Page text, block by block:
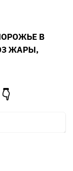
В
ЖАРЫ,